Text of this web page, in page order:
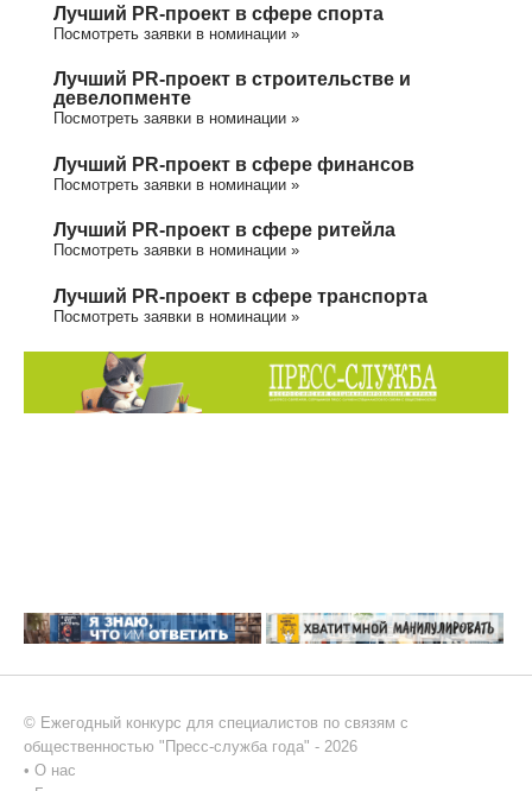
Лучший PR-проект в сфере спорта
Посмотреть заявки в номинации »
Лучший PR-проект в строительстве и
девелопменте
Посмотреть заявки в номинации »
Лучший PR-проект в сфере финансов
Посмотреть заявки в номинации »
Лучший PR-проект в сфере ритейла
Посмотреть заявки в номинации »
Лучший PR-проект в сфере транспорта
Посмотреть заявки в номинации »
© Ежегодный конкурс для специалистов по связям с
общественностью "Пресс-служба года" - 2026
• О нас